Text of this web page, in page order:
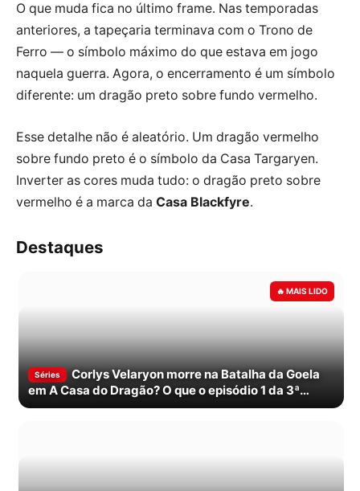
O que muda fica no último frame. Nas temporadas
anteriores, a tapeçaria terminava com o Trono de
Ferro — o símbolo máximo do que estava em jogo
naquela guerra. Agora, o encerramento é um símbolo
diferente: um dragão preto sobre fundo vermelho.
Esse detalhe não é aleatório. Um dragão vermelho
sobre fundo preto é o símbolo da Casa Targaryen.
Inverter as cores muda tudo: o dragão preto sobre
vermelho é a marca da Casa Blackfyre.
Destaques
Séries
Corlys Velaryon morre na Batalha da Goela
em A Casa do Dragão? O que o episódio 1 da 3ª
temporada mostra